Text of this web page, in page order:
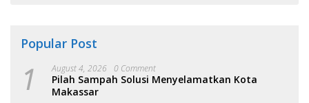
Popular Post
1 August 4, 2026 0 Comment
Pilah Sampah Solusi Menyelamatkan Kota
Makassar